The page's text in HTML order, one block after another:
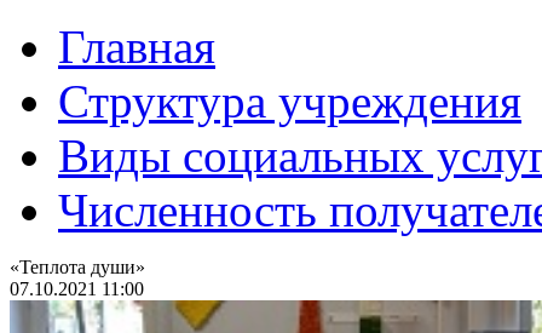
Главная
Структура учреждения
Виды социальных
Численность
«Теплота души»
07.10.2021 11:00